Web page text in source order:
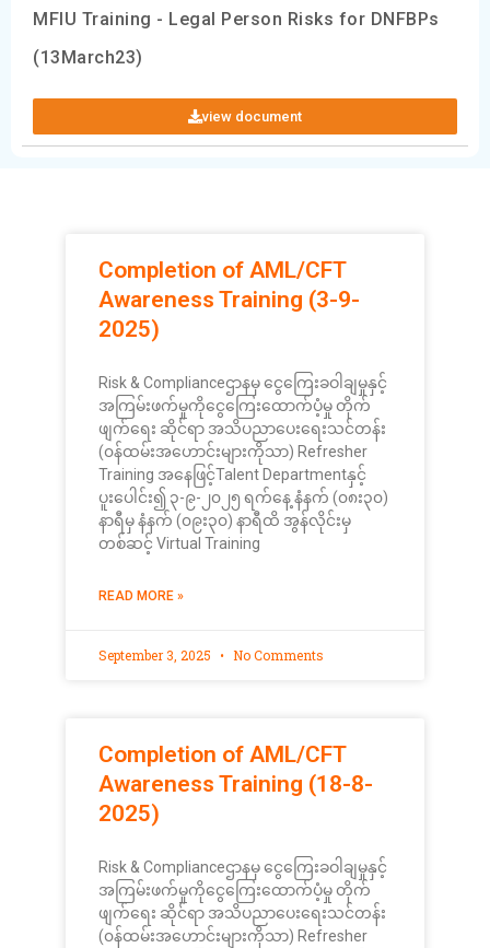
MFIU Training - Legal Person Risks for DNFBPs
(13March23)
view document
Completion of AML/CFT
Awareness Training (3-9-
2025)
Risk & Complianceဌာနမှ ငွေကြေးခဝါချမှုနှင့်
အကြမ်းဖက်မှုကိုငွေကြေးထောက်ပံ့မှု တိုက်
ဖျက်ရေး ဆိုင်ရာ အသိပညာပေးရေးသင်တန်း
(၀န်ထမ်းအဟောင်းများကိုသာ) Refresher
Training အနေဖြင့်Talent Departmentနှင့်
ပူးပေါင်း၍ ၃-၉-၂၀၂၅ ရက်နေ့ နံနက် (၀၈း၃၀)
နာရီမှ နံနက် (၀၉း၃၀) နာရီထိ အွန်လိုင်းမှ
တစ်ဆင့် Virtual Training
READ MORE »
September 3, 2025 No Comments
Completion of AML/CFT
Awareness Training (18-8-
2025)
Risk & Complianceဌာနမှ ငွေကြေးခဝါချမှုနှင့်
အကြမ်းဖက်မှုကိုငွေကြေးထောက်ပံ့မှု တိုက်
ဖျက်ရေး ဆိုင်ရာ အသိပညာပေးရေးသင်တန်း
(၀န်ထမ်းအဟောင်းများကိုသာ) Refresher